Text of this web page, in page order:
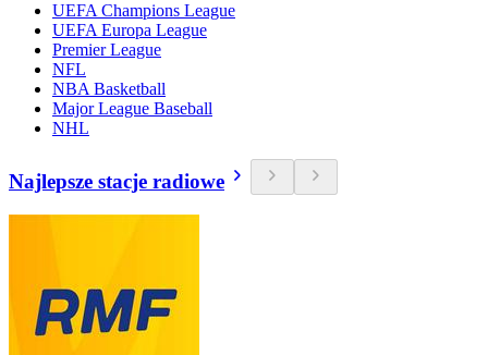
UEFA Champions League
UEFA Europa League
Premier League
NFL
NBA Basketball
Major League Baseball
NHL
Najlepsze stacje radiowe